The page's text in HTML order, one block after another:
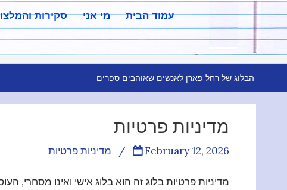
סקירות מי אני עמוד הבית
הבלוג של רחל פארן לאנשים שאוהבים ספרים
מדיניות פרטיות
מדיניות פרטיות / February 12, 2026
מדיניות פרטיות בלוג זה הוא בלוג אישי ואינו מסחרי,